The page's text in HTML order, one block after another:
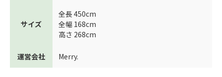
サイズ
全長 450cm
全幅 168cm
高さ 268cm
運営会社 Merry.